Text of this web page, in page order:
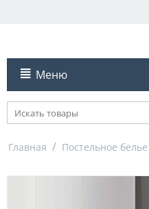
Меню
Главная / Постельное белье